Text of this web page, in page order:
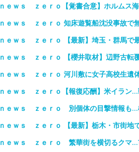
ｎｅｗｓ ｚｅｒｏ【覚書合意】ホルムス
ｎｅｗｓ ｚｅｒｏ 知床遊覧船沈没事故で
ｎｅｗｓ ｚｅｒｏ 【最新】埼玉・群馬で
ｎｅｗｓ ｚｅｒｏ 【櫻井取材】辺野古転
ｎｅｗｓ ｚｅｒｏ 河川敷に女子高校生
ｎｅｗｓ ｚｅｒｏ【報復応酬】米イラン
ｎｅｗｓ ｚｅｒｏ 別個体の目撃情報も…
ｎｅｗｓ ｚｅｒｏ 【最新】栃木・市街地
ｎｅｗｓ ｚｅｒｏ 繁華街を横切るクマ…